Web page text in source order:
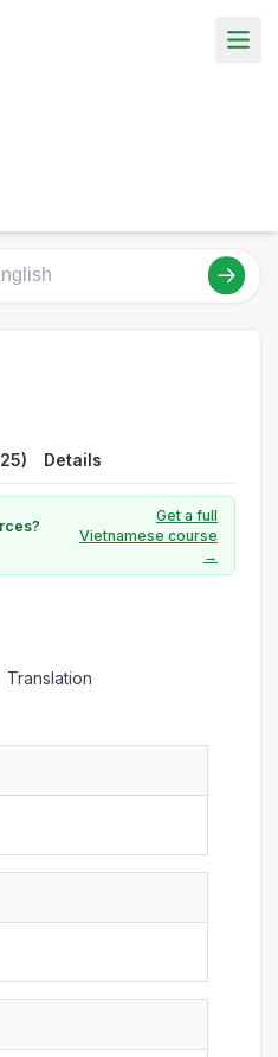
Details
Get a full
Vietnamese course
→
Translation